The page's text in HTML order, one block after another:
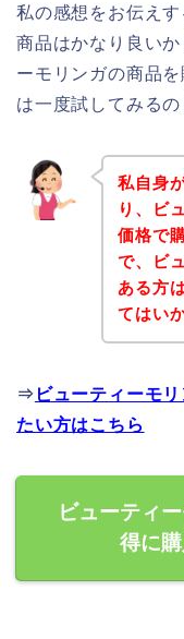
私の感想をお伝え
商品はかなり良い
ーモリンガの商品
は一度試してみる
私自身
り、ビ
価格で
で、ビ
ある方
てはい
⇒ ビューティーモ
たい方はこちら
ビューティ
得に